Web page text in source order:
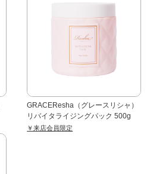
GRACEResha（グレースリシャ）
リバイタライジングパック 500g
￥来店会員限定